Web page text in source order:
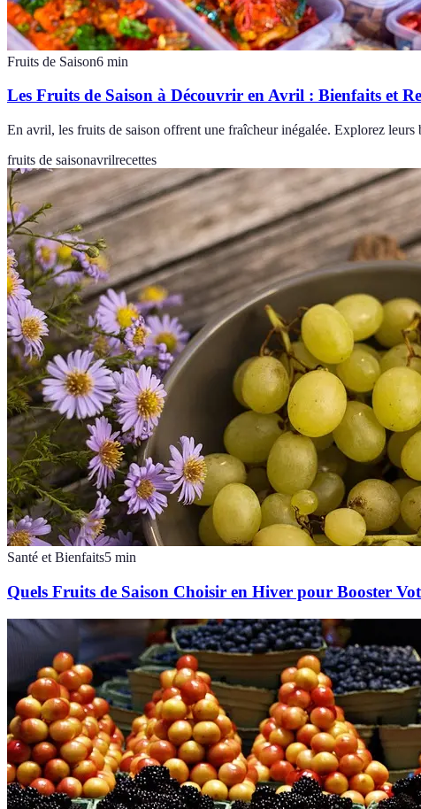
Fruits de Saison6 min
Les Fruits de Saison à Découvrir en Avril : Bienfaits et
En avril, les fruits de saison offrent une fraîcheur inégalée. Explorez leurs
fruits de saisonavrilrecettes
Santé et Bienfaits5 min
Quels Fruits de Saison Choisir en Hiver pour Booster